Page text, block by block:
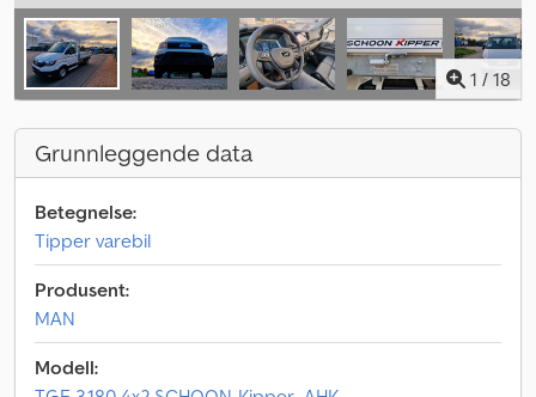
1 / 18
Grunnleggende data
Betegnelse:
Tipper varebil
Produsent:
MAN
Modell: